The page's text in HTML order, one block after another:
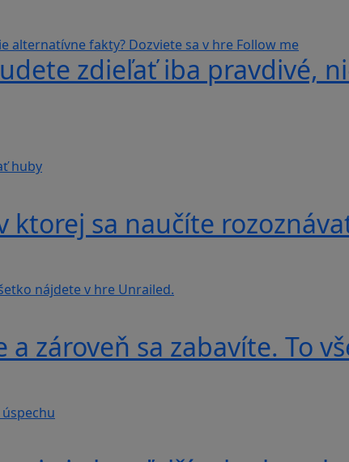
zdieľať iba pravdivé,
ktorej sa naučíte
zároveň sa zabavíte. To